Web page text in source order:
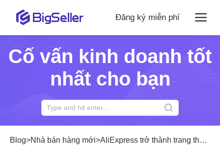
Đăng ký miễn phí
Cố vấn kinh doanh tốt
nhất cho bạn
Blog>Nhà bán hàng mới>AliExpress trở thành trang thương mại điện tử lớn nhất châu Âu